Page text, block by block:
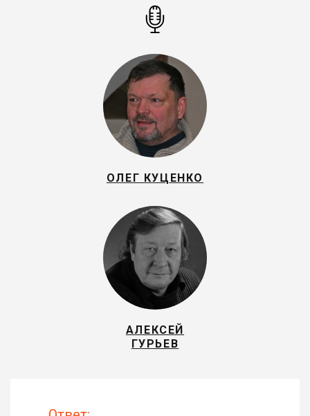
ОЛЕГ КУЦЕНКО
АЛЕКСЕЙ
ГУРЬЕВ